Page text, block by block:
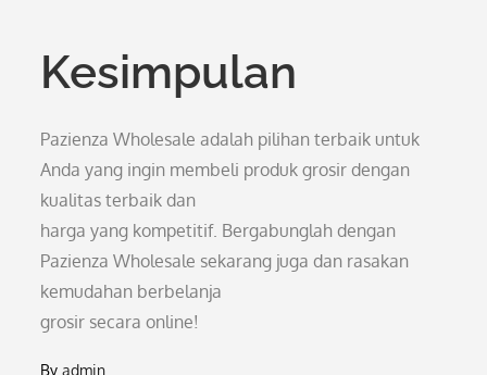
Kesimpulan
Pazienza Wholesale adalah pilihan terbaik untuk
Anda yang ingin membeli produk grosir dengan
kualitas terbaik dan
harga yang kompetitif. Bergabunglah dengan
Pazienza Wholesale sekarang juga dan rasakan
kemudahan berbelanja
grosir secara online!
Byadmin